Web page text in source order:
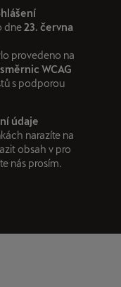
dne 23. června
provedeno na
směrnic WCAG
s podporou
údaje
narazíte na
obsah v pro
nás prosím.